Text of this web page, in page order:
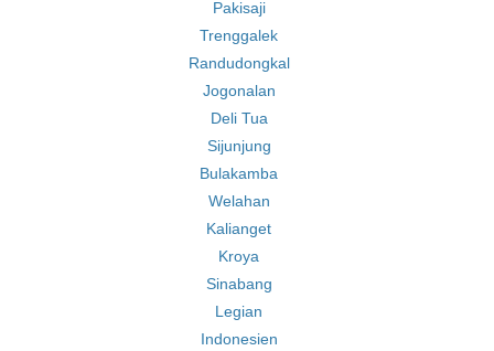
Pakisaji
Trenggalek
Randudongkal
Jogonalan
Deli Tua
Sijunjung
Bulakamba
Welahan
Kalianget
Kroya
Sinabang
Legian
Indonesien